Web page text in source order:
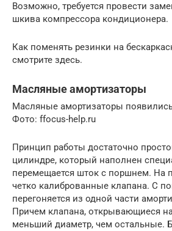
Возможно, требуется провести
шкива компрессора кондиционера.
Как поменять резинки на
смотрите здесь.
Масляные амортизаторы
Масляные амортизаторы
Фото: ffocus-help.ru
Принцип работы достаточно
цилиндре, который наполнен
перемещается шток с поршнем. На
четко калиброванные клапана. С
перегоняется из одной части
Причем клапана, открывающиеся
меньший диаметр, чем остальные.